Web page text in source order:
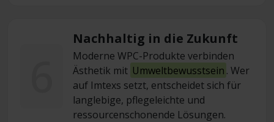
Nachhaltig in die Zukunft
Moderne WPC-Produkte verbinden
Ästhetik mit Umweltbewusstsein . Wer
auf Imtexs setzt, entscheidet sich für
langlebige, pflegeleichte und
ressourcenschonende Lösungen.